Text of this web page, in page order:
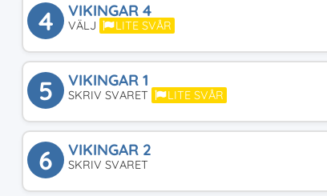
4 VIKINGAR 4
VÄLJ LITE SVÅR
5 VIKINGAR 1
SKRIV SVARET LITE SVÅR
6 VIKINGAR 2
SKRIV SVARET